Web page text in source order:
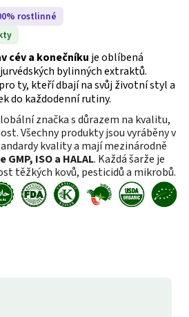
rostlinné
cév a konečníku je oblíbená
bylinných extraktů.
ty, kteří dbají na svůj životní styl a
do každodenní rutiny.
značka s důrazem na kvalitu,
Všechny produkty jsou vyráběny v
kvality a mají mezinárodně
ISO a HALAL. Každá šarže je
těžkých kovů, pesticidů a mikrobů.